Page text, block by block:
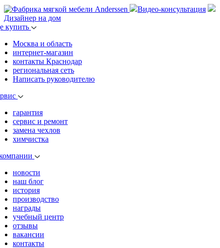
Видео-консультация
Дизайнер на дом
купить
Москва и область
интернет-магазин
контакты Краснодар
региональная сеть
Написать руководителю
гарантия
сервис и ремонт
замена чехлов
химчистка
новости
наш блог
история
производство
награды
учебный центр
отзывы
вакансии
контакты